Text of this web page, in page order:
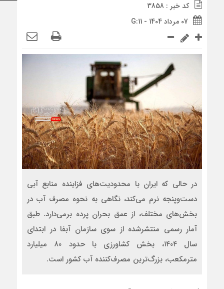
کد خبر : 3858
07 مرداد 1404 - G:11
در حالی که ایران با محدودیت‌های فزاینده منابع آبی
دست‌وپنجه نرم می‌کند، نگاهی به نحوه مصرف آب در
بخش‌های مختلف، از عمق بحران پرده برمی‌دارد. طبق
آمار رسمی منتشرشده از سوی سازمان آبفا در ابتدای
سال ۱۴۰۴، بخش کشاورزی با حدود ۸۰ میلیارد
مترمکعب، بزرگ‌ترین مصرف‌کننده آب کشور است.